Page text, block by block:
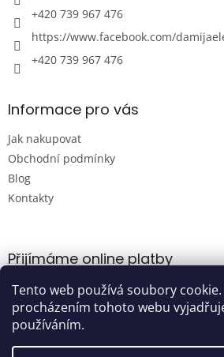
Tento web používá soubory
procházením tohoto webu
používáním.
+420 739 967 476
https://www.facebook.com/
+420 739 967 476
Informace pro vás
Jak nakupovat
Obchodní podmínky
Blog
Kontakty
Přijímáme online platby